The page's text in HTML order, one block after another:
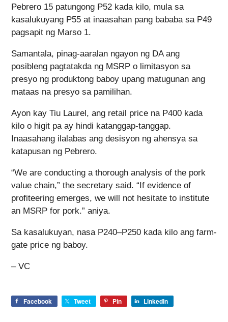
Pebrero 15 patungong P52 kada kilo, mula sa
kasalukuyang P55 at inaasahan pang bababa sa P49
pagsapit ng Marso 1.
Samantala, pinag-aaralan ngayon ng DA ang
posibleng pagtatakda ng MSRP o limitasyon sa
presyo ng produktong baboy upang matugunan ang
mataas na presyo sa pamilihan.
Ayon kay Tiu Laurel, ang retail price na P400 kada
kilo o higit pa ay hindi katanggap-tanggap.
Inaasahang ilalabas ang desisyon ng ahensya sa
katapusan ng Pebrero.
“We are conducting a thorough analysis of the pork
value chain,” the secretary said. “If evidence of
profiteering emerges, we will not hesitate to institute
an MSRP for pork.” aniya.
Sa kasalukuyan, nasa P240–P250 kada kilo ang farm-
gate price ng baboy.
– VC
Facebook Tweet Pin LinkedIn